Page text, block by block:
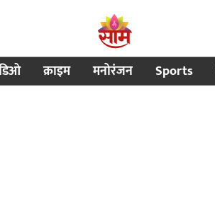
क्राइम मनोरंजन Sports